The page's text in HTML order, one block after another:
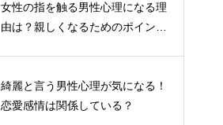
女性の指を触る男性心理になる理
由は？親しくなるためのポイント
綺麗と言う男性心理が気になる！
恋愛感情は関係している？